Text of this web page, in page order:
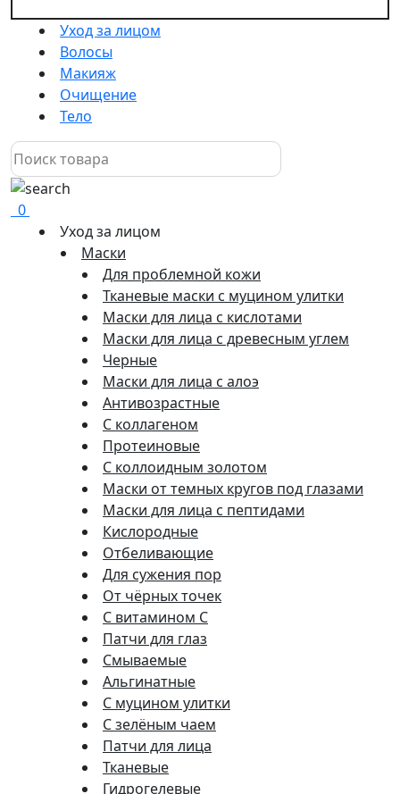
Уход за лицом
Волосы
Макияж
Очищение
Тело
0
Уход за лицом
Маски
Для проблемной кожи
Тканевые маски с муцином улитки
Маски для лица с кислотами
Маски для лица с древесным углем
Черные
Маски для лица с алоэ
Антивозрастные
С коллагеном
Протеиновые
С коллоидным золотом
Маски от темных кругов под глазами
Маски для лица с пептидами
Кислородные
Отбеливающие
Для сужения пор
От чёрных точек
С витамином C
Патчи для глаз
Смываемые
Альгинатные
С муцином улитки
С зелёным чаем
Патчи для лица
Тканевые
Гидрогелевые